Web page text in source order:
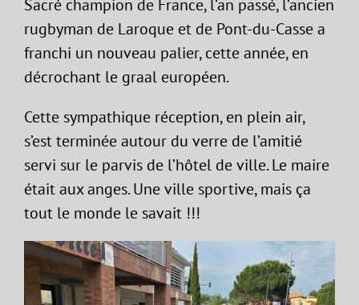
Sacré champion de France, l’an passé, l’ancien
rugbyman de Laroque et de Pont-du-Casse a
franchi un nouveau palier, cette année, en
décrochant le graal européen.
Cette sympathique réception, en plein air,
s’est terminée autour du verre de l’amitié
servi sur le parvis de l’hôtel de ville. Le maire
était aux anges. Une ville sportive, mais ça
tout le monde le savait !!!